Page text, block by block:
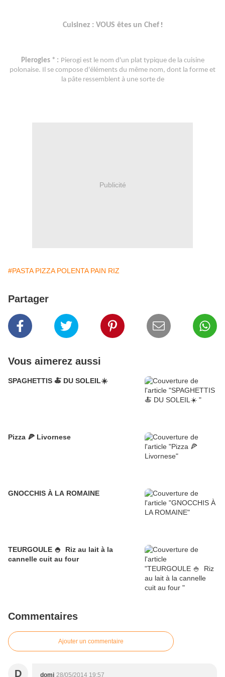
Cuisinez : VOUS êtes un Chef !
Pierogies * : Pierogi est le nom d'un plat typique de la cuisine
polonaise. Il se compose d'éléments du même nom, dont la forme et
la pâte ressemblent à une sorte de
Publicité
#PASTA PIZZA POLENTA PAIN RIZ
Partager
Vous aimerez aussi
SPAGHETTIS 🍝 DU SOLEIL☀️
Pizza 🍕 Livornese
GNOCCHIS À LA ROMAINE
TEURGOULE 🍚 Riz au lait à la
cannelle cuit au four
Commentaires
Ajouter un commentaire
D domi 28/05/2014 19:57